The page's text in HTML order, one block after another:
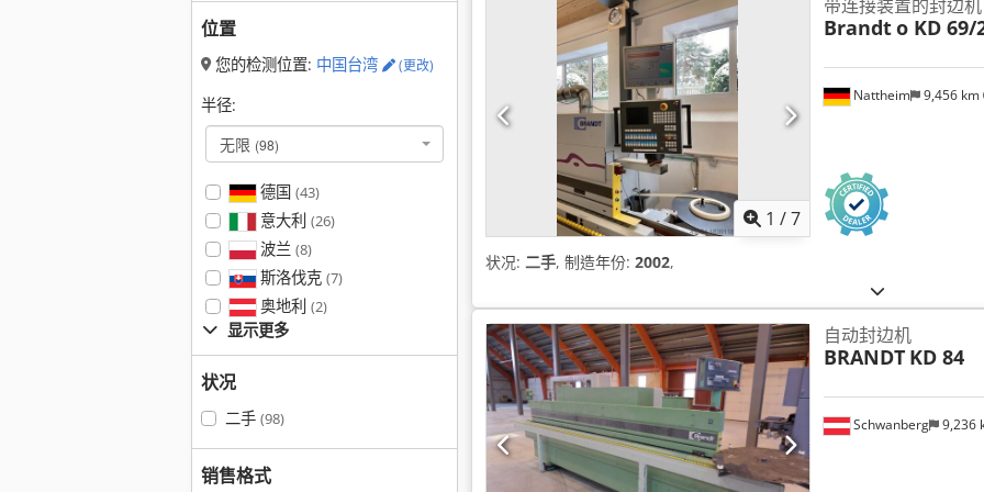
位置
您的检测位置: 中国台湾 (更改)
半径:
无限 (98)
德国 (43)
意大利 (26)
波兰 (8)
斯洛伐克 (7)
奥地利 (2)
显示更多
状况
二手 (98)
销售格式
1 /7
Nattheim 9,456 km
带连接装置的封边机
Brandto KD 69/
状况: 二手, 制造年份: 2002,
Schwanberg 9,236
自动封边机
BRANDT KD 84